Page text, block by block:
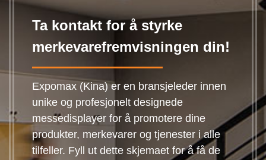
Ta kontakt for å styrke
merkevarefremvisningen din!
Expomax (Kina) er en bransjeleder innen
unike og profesjonelt designede
messedisplayer for å promotere dine
produkter, merkevarer og tjenester i alle
tilfeller. Fyll ut dette skjemaet for å få de